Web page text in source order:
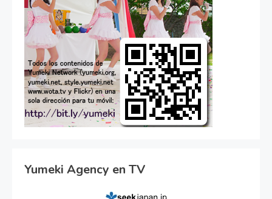
Yumeki Agency en TV